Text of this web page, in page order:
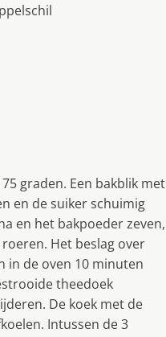
graden. Een bakblik met
en de suiker schuimig
en het bakpoeder zeven,
Het beslag over
in de oven 10 minuten
theedoek
De koek met de
Intussen de 3